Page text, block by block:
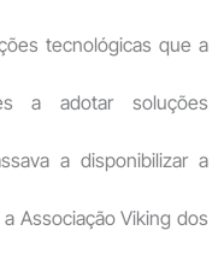
tecnológicas que a
a adotar soluções
a disponibilizar a
Associação Viking dos